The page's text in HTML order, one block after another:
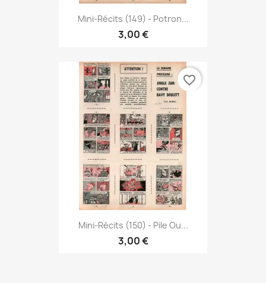
Mini-Récits (149) - Potron...
3,00 €
Mini-Récits (150) - Pile Ou...
3,00 €
favorite_border